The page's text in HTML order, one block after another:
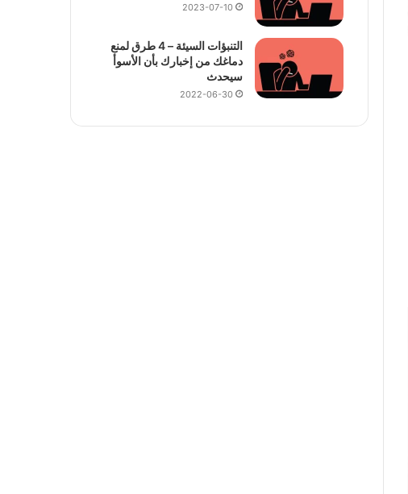
2023-07-10
التنبؤات السيئة – 4 طرق لمنع
دماغك من إخبارك بأن الأسوأ
سيحدث
2022-06-30